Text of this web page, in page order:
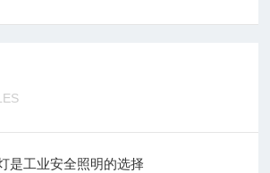
是工业安全照明的选择